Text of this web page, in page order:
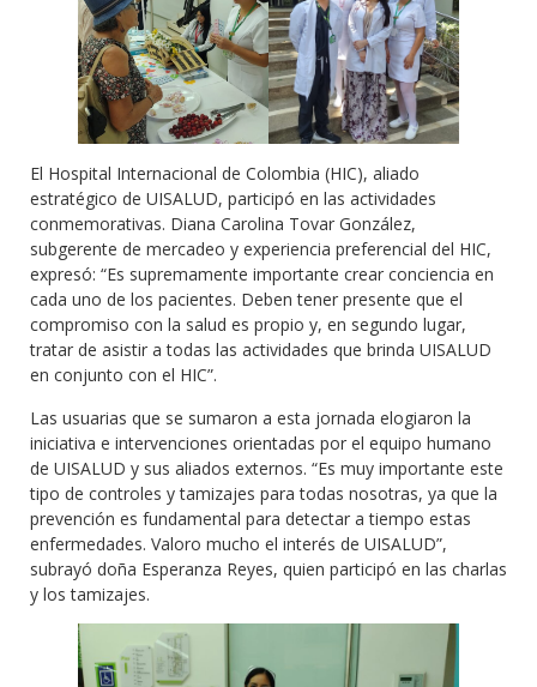
El Hospital Internacional de Colombia (HIC), aliado
estratégico de UISALUD, participó en las actividades
conmemorativas. Diana Carolina Tovar González,
subgerente de mercadeo y experiencia preferencial del HIC,
expresó: “Es supremamente importante crear conciencia en
cada uno de los pacientes. Deben tener presente que el
compromiso con la salud es propio y, en segundo lugar,
tratar de asistir a todas las actividades que brinda UISALUD
en conjunto con el HIC”.
Las usuarias que se sumaron a esta jornada elogiaron la
iniciativa e intervenciones orientadas por el equipo humano
de UISALUD y sus aliados externos. “Es muy importante este
tipo de controles y tamizajes para todas nosotras, ya que la
prevención es fundamental para detectar a tiempo estas
enfermedades. Valoro mucho el interés de UISALUD”,
subrayó doña Esperanza Reyes, quien participó en las charlas
y los tamizajes.